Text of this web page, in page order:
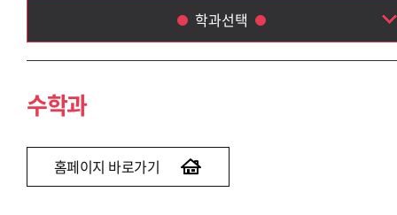
학과선택
수학과
생명공학과
수학과
홈페이지 바로가기